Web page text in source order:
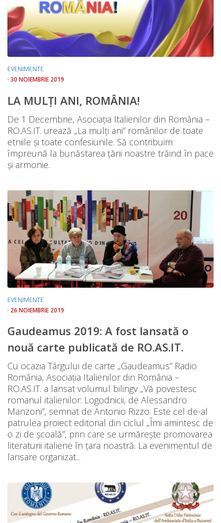
EVENIMENTE
· 30 NOIEMBRIE 2019
LA MULȚI ANI, ROMÂNIA!
De 1 Decembrie, Asociația Italienilor din România –
RO.AS.IT. urează „La mulți ani” românilor de toate
etniile și toate confesiunile. Să contribuim
împreună la bunăstarea țării noastre trăind în pace
și armonie.
EVENIMENTE
· 26 NOIEMBRIE 2019
Gaudeamus 2019: A fost lansată o
nouă carte publicată de RO.AS.IT.
Cu ocazia Târgului de carte „Gaudeamus” Radio
România, Asociația Italienilor din România –
RO.AS.IT. a lansat volumul bilingv „Vă povestesc
romanul italienilor: Logodnicii, de Alessandro
Manzoni”, semnat de Antonio Rizzo. Este cel de-al
patrulea proiect editorial din ciclul „Îmi amintesc de
o zi de școală”, prin care se urmărește promovarea
literaturii italiene în țara noastră. La evenimentul de
lansare organizat...